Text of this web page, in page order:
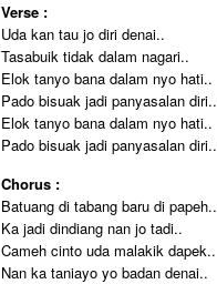
Verse :
Uda kan tau jo diri denai..
Tasabuik tidak dalam nagari..
Elok tanyo bana dalam nyo hati..
Pado bisuak jadi panyasalan diri..
Elok tanyo bana dalam nyo hati..
Pado bisuak jadi panyasalan diri..
Chorus :
Batuang di tabang baru di papeh..
Ka jadi dindiang nan jo tadi..
Cameh cinto uda malakik dapek..
Nan ka taniayo yo badan denai..